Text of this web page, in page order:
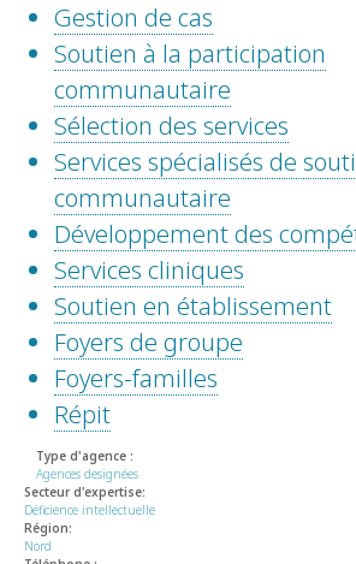
Gestion de cas
Soutien à la participation
communautaire
Sélection des services
Services spécialisés de
communautaire
Développement des
Services cliniques
Soutien en établissement
Foyers de groupe
Foyers-familles
Répit
Type d'agence :
Agences designées
Secteur d'expertise:
Déficience intellectuelle
Région:
Nord